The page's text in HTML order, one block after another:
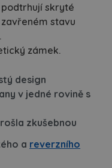
skryté
stavu
zámek.
design
v jedné rovině s
zkušebnou
a reverzního